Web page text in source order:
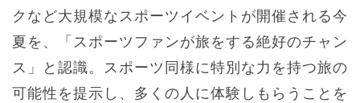
クなど大規模なスポーツイベントが開催される今
夏を、「スポーツファンが旅をする絶好のチャン
ス」と認識。スポーツ同様に特別な力を持つ旅の
可能性を提示し、多くの人に体験しもらうことを